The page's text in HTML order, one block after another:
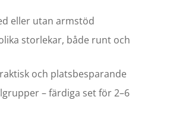
eller utan armstöd
storlekar, både runt och
och platsbesparande
– färdiga set för 2–6